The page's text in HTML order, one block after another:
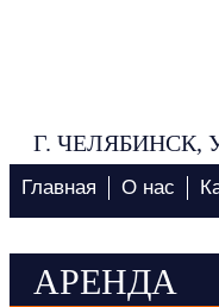
Г. ЧЕЛЯБИНСК,
Главная О нас
АРЕНДА